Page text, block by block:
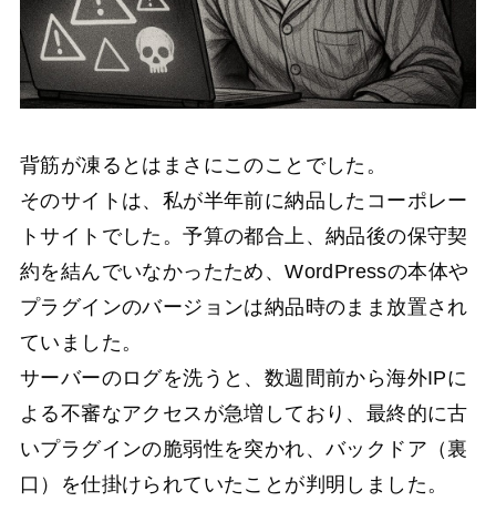
背筋が凍るとはまさにこのことでした。
そのサイトは、私が半年前に納品したコーポレー
トサイトでした。予算の都合上、納品後の保守契
約を結んでいなかったため、WordPressの本体や
プラグインのバージョンは納品時のまま放置され
ていました。
サーバーのログを洗うと、数週間前から海外IPに
よる不審なアクセスが急増しており、最終的に古
いプラグインの脆弱性を突かれ、バックドア（裏
口）を仕掛けられていたことが判明しました。